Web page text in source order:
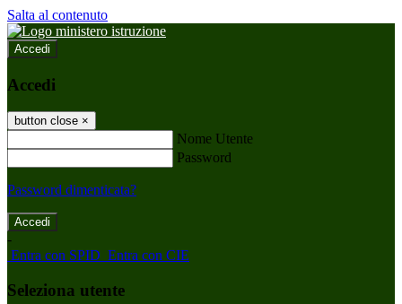
Salta al contenuto
Accedi
Accedi
button close ×
Nome Utente
Password
Password dimenticata?
-
Entra con SPID Entra con CIE
Seleziona utente